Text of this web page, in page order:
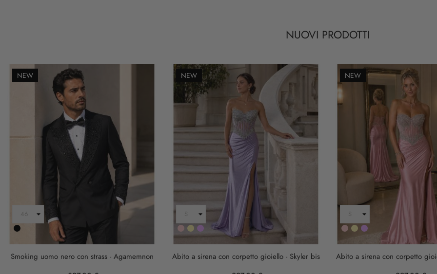
NUOVI PRODOTTI
NEW
Nero
Smoking uomo nero con strass - Agamemnon
NEW
RosaOroLILLA
Abito a sirena con corpetto gioiello - Skyler bis
NEW
RosaOroLILLA
Abito a sirena con corpetto